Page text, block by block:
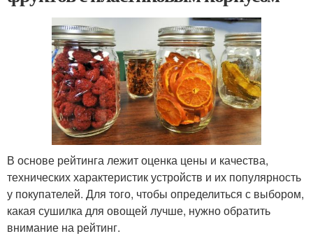
В основе рейтинга лежит оценка цены и качества,
технических характеристик устройств и их популярность
у покупателей. Для того, чтобы определиться с выбором,
какая сушилка для овощей лучше, нужно обратить
внимание на рейтинг.